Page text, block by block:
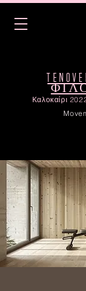
Καλοκαίρι